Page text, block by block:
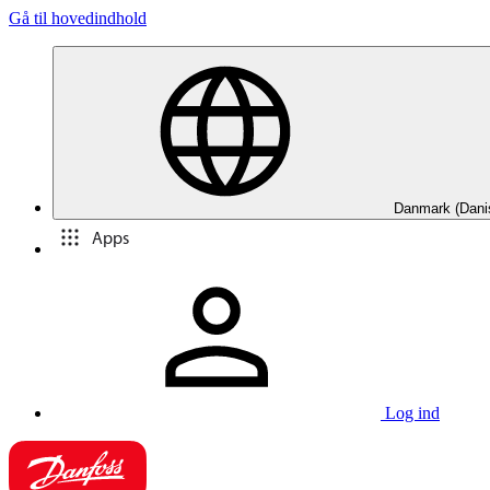
Gå til hovedindhold
Danmark
Apps
Log ind